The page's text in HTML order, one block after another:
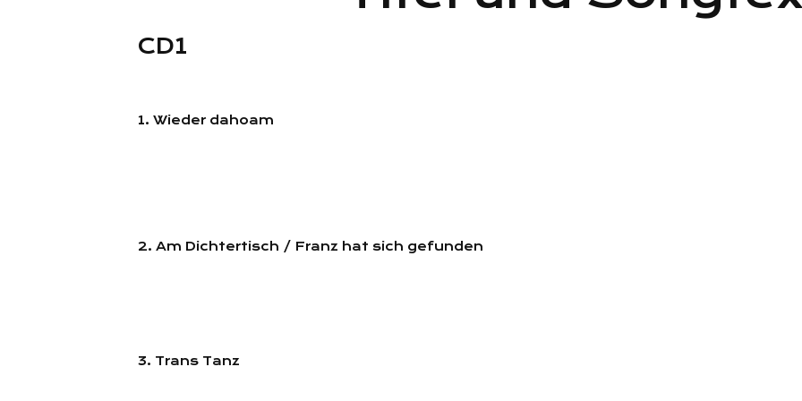
CD1
1. Wieder dahoam
2. Am Dichtertisch / Franz hat sich gefunden
3. Trans Tanz